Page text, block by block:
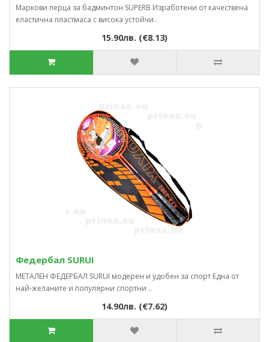
Маркови перца за бадминтон SUPERB Изработени от качествена
еластична пластмаса с висока устойчи..
15.90лв. (€8.13)
Федербал SURUI
МЕТАЛЕН ФЕДЕРБАЛ SURUI модерен и удобен за спорт Една от
най-желаните и популярни спортни ..
14.90лв. (€7.62)